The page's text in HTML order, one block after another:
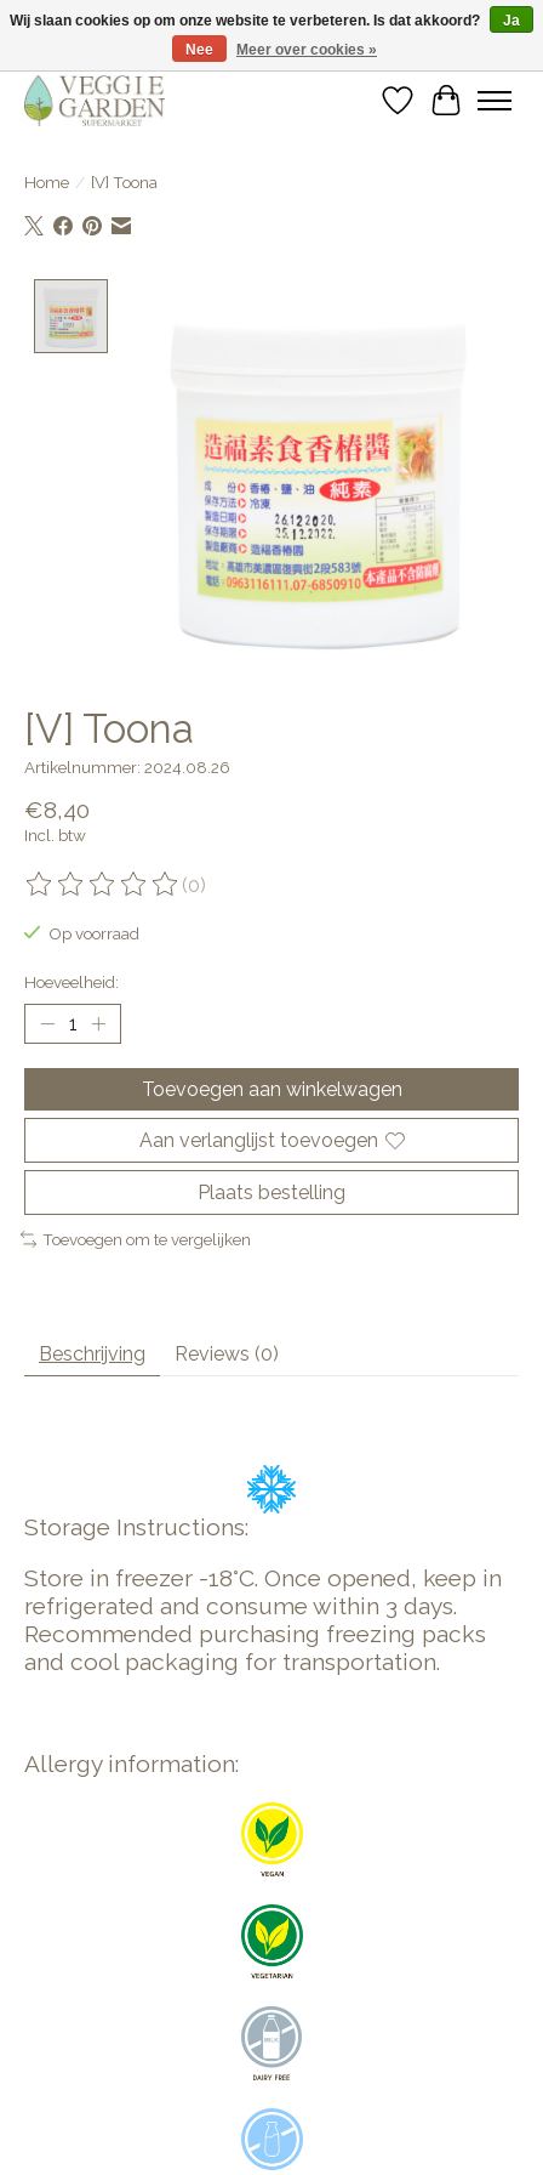
vegan & veggie products | free store pick-up
Verlanglijst
Home / [V] Toona
[V] Toona
Artikelnummer: 2024.08.26
€8,40
Incl. btw
De beoordeling van dit product is
(0)
Op voorraad
Hoeveelheid:
Toevoegen aan winkelwagen
Aan verlanglijst toevoegen
Plaats bestelling
Toevoegen om te vergelijken
Beschrijving Reviews (0)
Storage Instructions:
Store in freezer -18°C. Once opened, keep in
refrigerated and consume within 3 days.
Recommended purchasing freezing packs
and cool packaging for transportation.
Allergy information:
Wij slaan cookies op om onze website te verbeteren. Is dat akkoord?
Ja
Nee
Meer over cookies »